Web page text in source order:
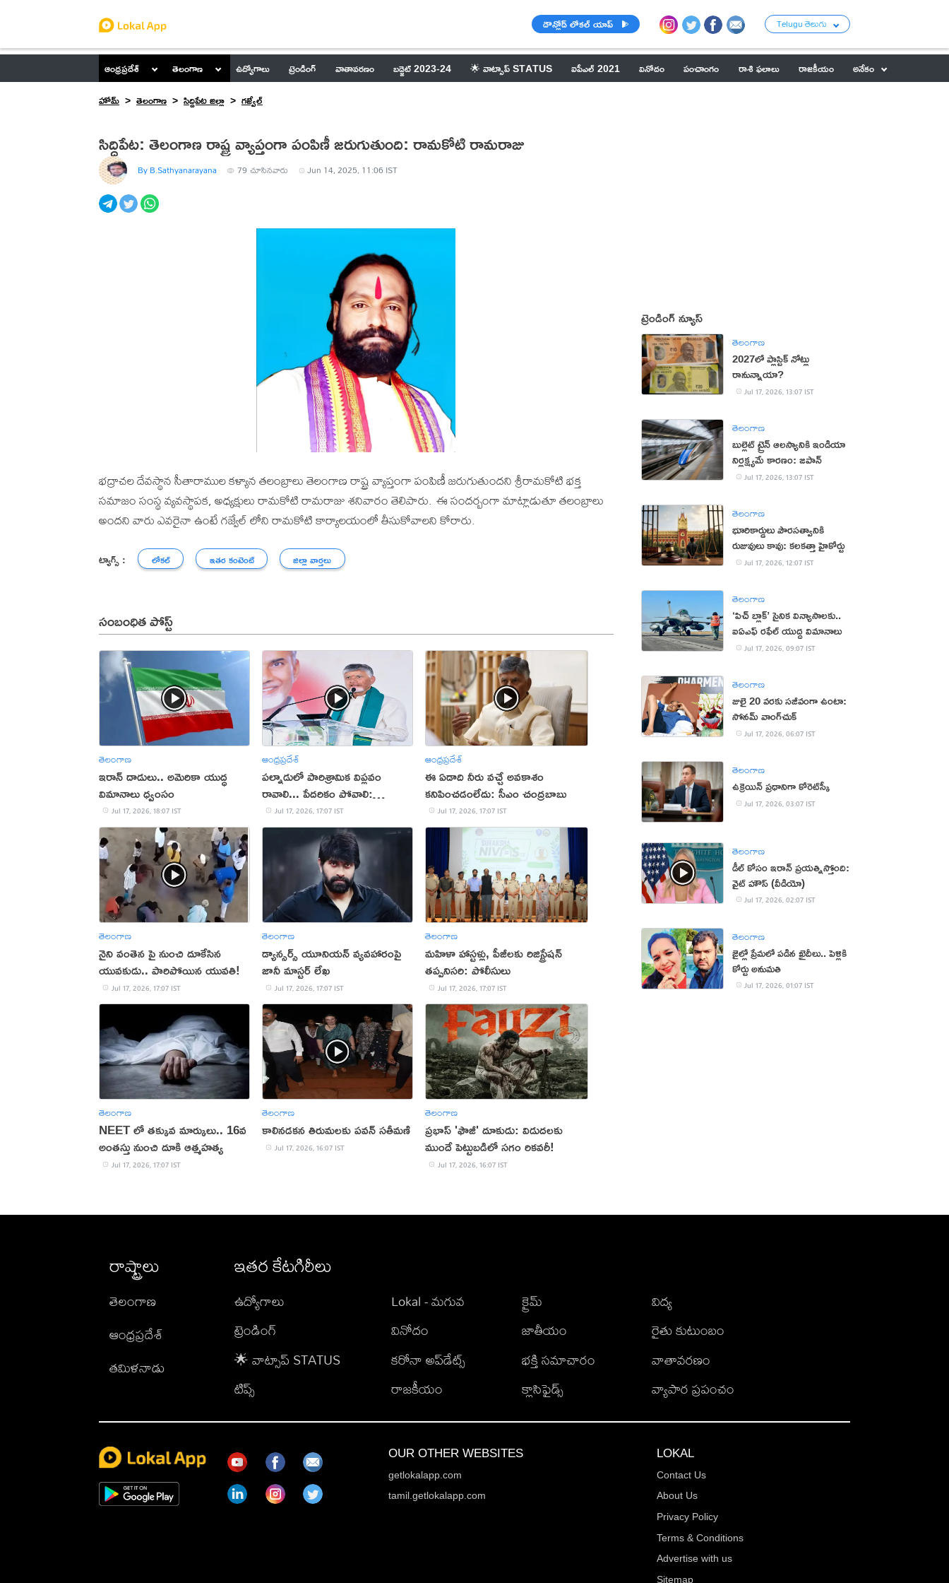
డౌన్లోడ్ లోకల్ యాప్ Telugu తెలుగు
ఆంధ్రప్రదేశ్ తెలంగాణ ఉద్యోగాలు ట్రెండింగ్ వాతావరణం బడ్జెట్ 2023-24 🌟 వాట్సాప్ STATUS ఐపీఎల్ 2021 వినోదం పంచాంగం రాశి ఫలాలు రాజకీయం
అనేకం
హోమ్
తెలంగాణ సిద్దిపేట జిల్లా గ‌జ్వేల్‌
సిద్ధిపేట: తెలంగాణ రాష్ట్ర వ్యాప్తంగా పంపిణీ జరుగుతుంది: రామకోటి రామరాజు
By B.Sathyanarayana 79 చూసినవారు Jun 14, 2025, 11:06 IST
భద్రాచల దేవస్థాన సీతారాముల కళ్యాన తలంబ్రాలు తెలంగాణ రాష్ట్ర వ్యాప్తంగా పంపిణీ జరుగుతుందని శ్రీరామకోటి భక్త
సమాజం సంస్థ వ్యవస్థాపక, అధ్యక్షులు రామకోటి రామరాజు శనివారం తెలిపారు. ఈ సందర్బంగా మాట్లాడుతూ తలంబ్రాలు
అందని వారు ఎవరైనా ఉంటే గజ్వేల్ లోని రామకోటి కార్యాలయంలో తీసుకోవాలని కోరారు.
ట్యాగ్స్ : లోకల్ ఇతర కంటెంట్ జిల్లా వార్తలు
సంబంధిత పోస్ట్
తెలంగాణ
ఇరాన్‌ దాడులు.. అమెరికా యుద్ధ
విమానాలు ధ్వంసం
Jul 17, 2026, 18:07 IST
ఆంధ్రప్రదేశ్
పల్నాడులో పారిశ్రామిక విప్లవం
రావాలి... పేదరికం పోవాలి:
చంద్రబాబు
Jul 17, 2026, 17:07 IST
ఆంధ్రప్రదేశ్
ఈ ఏడాది నీరు వచ్చే అవకాశం
కనిపించడంలేదు: సీఎం చంద్రబాబు
Jul 17, 2026, 17:07 IST
తెలంగాణ
నైని వంతెన పై నుంచి దూకేసిన
యువకుడు.. పారిపోయిన యువతి!
Jul 17, 2026, 17:07 IST
తెలంగాణ
డ్యాన్సర్స్ యూనియన్ వ్యవహారంపై
జానీ మాస్టర్ లేఖ
Jul 17, 2026, 17:07 IST
తెలంగాణ
మహిళా హాస్టళ్లు, పీజీలకు రిజిస్ట్రేషన్
తప్పనిసరి: పోలీసులు
Jul 17, 2026, 17:07 IST
తెలంగాణ
NEET లో తక్కువ మార్కులు.. 16వ
అంతస్తు నుంచి దూకి ఆత్మహత్య
Jul 17, 2026, 17:07 IST
తెలంగాణ
కాలినడకన తిరుమలకు పవన్‌ సతీమణి
Jul 17, 2026, 16:07 IST
తెలంగాణ
ప్రభాస్ 'ఫౌజీ' దూకుడు: విడుదలకు
ముందే పెట్టుబడిలో సగం రికవరీ!
Jul 17, 2026, 16:07 IST
ట్రెండింగ్ న్యూస్
తెలంగాణ
2027లో ప్లాస్టిక్ నోట్లు
రానున్నాయా?
Jul 17, 2026, 13:07 IST
తెలంగాణ
బుల్లెట్ ట్రైన్ ఆలస్యానికి ఇండియా
నిర్లక్ష్యమే కారణం: జపాన్
Jul 17, 2026, 13:07 IST
తెలంగాణ
భూరికార్డులు పౌరసత్వానికి
రుజువులు కావు: కలకత్తా హైకోర్టు
Jul 17, 2026, 12:07 IST
తెలంగాణ
‘పిచ్ బ్లాక్’ సైనిక విన్యాసాల‌కు..
ఐఏఎఫ్ ర‌ఫేల్ యుద్ధ విమానాలు
Jul 17, 2026, 09:07 IST
తెలంగాణ
జులై 20 వరకు సజీవంగా ఉంటా:
సోనమ్‌ వాంగ్‌చుక్‌
Jul 17, 2026, 06:07 IST
తెలంగాణ
ఉక్రెయిన్ ప్రధానిగా కోరెట్‌స్కీ
Jul 17, 2026, 03:07 IST
తెలంగాణ
డీల్ కోసం ఇరాన్ ప్రయత్నిస్తోంది:
వైట్ హౌస్ (వీడియో)
Jul 17, 2026, 02:07 IST
తెలంగాణ
జైల్లో ప్రేమలో పడిన ఖైదీలు.. పెళ్లికి
కోర్టు అనుమతి
Jul 17, 2026, 01:07 IST
రాష్ట్రాలు
తెలంగాణ
ఆంధ్రప్రదేశ్
తమిళనాడు
ఇతర కేటగిరీలు
ఉద్యోగాలు
ట్రెండింగ్
🌟 వాట్సాప్ STATUS
టిప్స్
Lokal - మగువ
వినోదం
కరోనా అప్‌డేట్స్
రాజకీయం
క్రైమ్
జాతీయం
భక్తి సమాచారం
క్లాసిఫైడ్స్
విద్య
రైతు కుటుంబం
వాతావరణం
వ్యాపార ప్రపంచం
OUR OTHER WEBSITES
getlokalapp.com
tamil.getlokalapp.com
LOKAL
Contact Us
About Us
Privacy Policy
Terms & Conditions
Advertise with us
Sitemap